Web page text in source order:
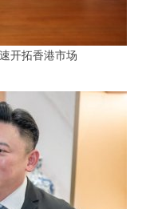
开拓香港市场